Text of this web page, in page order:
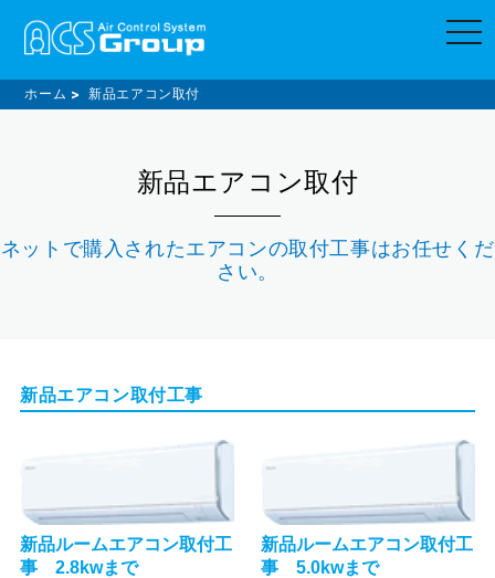
t
o
g
e
i
o
ホーム 新品エアコン取付
新品エアコン取付
ネットで購入されたエアコンの取付工事はお任せくだ
さい。
新品エアコン取付工事
新品ルームエアコン取付工
事 2.8kwまで
新品ルームエアコン取付工
事 5.0kwまで